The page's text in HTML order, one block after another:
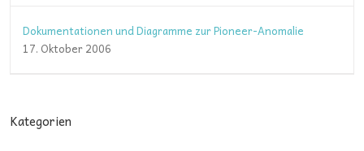
Dokumentationen und Diagramme zur Pioneer-Anomalie
17. Oktober 2006
Kategorien